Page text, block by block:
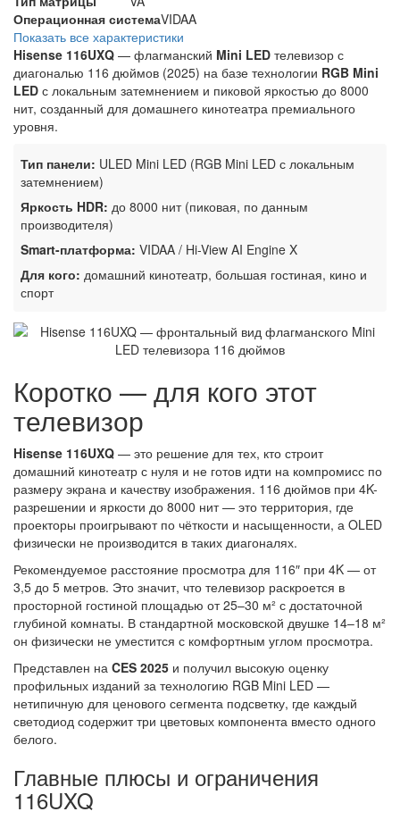
Операционная системаVIDAA
Показать все характеристики
Hisense 116UXQ — флагманский Mini LED телевизор с
диагональю 116 дюймов (2025) на базе технологии RGB Mini
LED с локальным затемнением и пиковой яркостью до 8000
нит, созданный для домашнего кинотеатра премиального
уровня.
Тип панели: ULED Mini LED (RGB Mini LED с локальным
затемнением)
Яркость HDR: до 8000 нит (пиковая, по данным
производителя)
Smart-платформа: VIDAA / Hi-View AI Engine X
Для кого: домашний кинотеатр, большая гостиная, кино и
спорт
Коротко — для кого этот
телевизор
Hisense 116UXQ — это решение для тех, кто строит
домашний кинотеатр с нуля и не готов идти на компромисс по
размеру экрана и качеству изображения. 116 дюймов при 4K-
разрешении и яркости до 8000 нит — это территория, где
проекторы проигрывают по чёткости и насыщенности, а OLED
физически не производится в таких диагоналях.
Рекомендуемое расстояние просмотра для 116″ при 4K — от
3,5 до 5 метров. Это значит, что телевизор раскроется в
просторной гостиной площадью от 25–30 м² с достаточной
глубиной комнаты. В стандартной московской двушке 14–18 м²
он физически не уместится с комфортным углом просмотра.
Представлен на CES 2025 и получил высокую оценку
профильных изданий за технологию RGB Mini LED —
нетипичную для ценового сегмента подсветку, где каждый
светодиод содержит три цветовых компонента вместо одного
белого.
Главные плюсы и ограничения
116UXQ